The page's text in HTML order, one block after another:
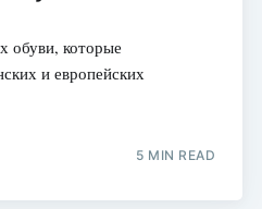
обуви, которые
и европейских
5 MIN READ